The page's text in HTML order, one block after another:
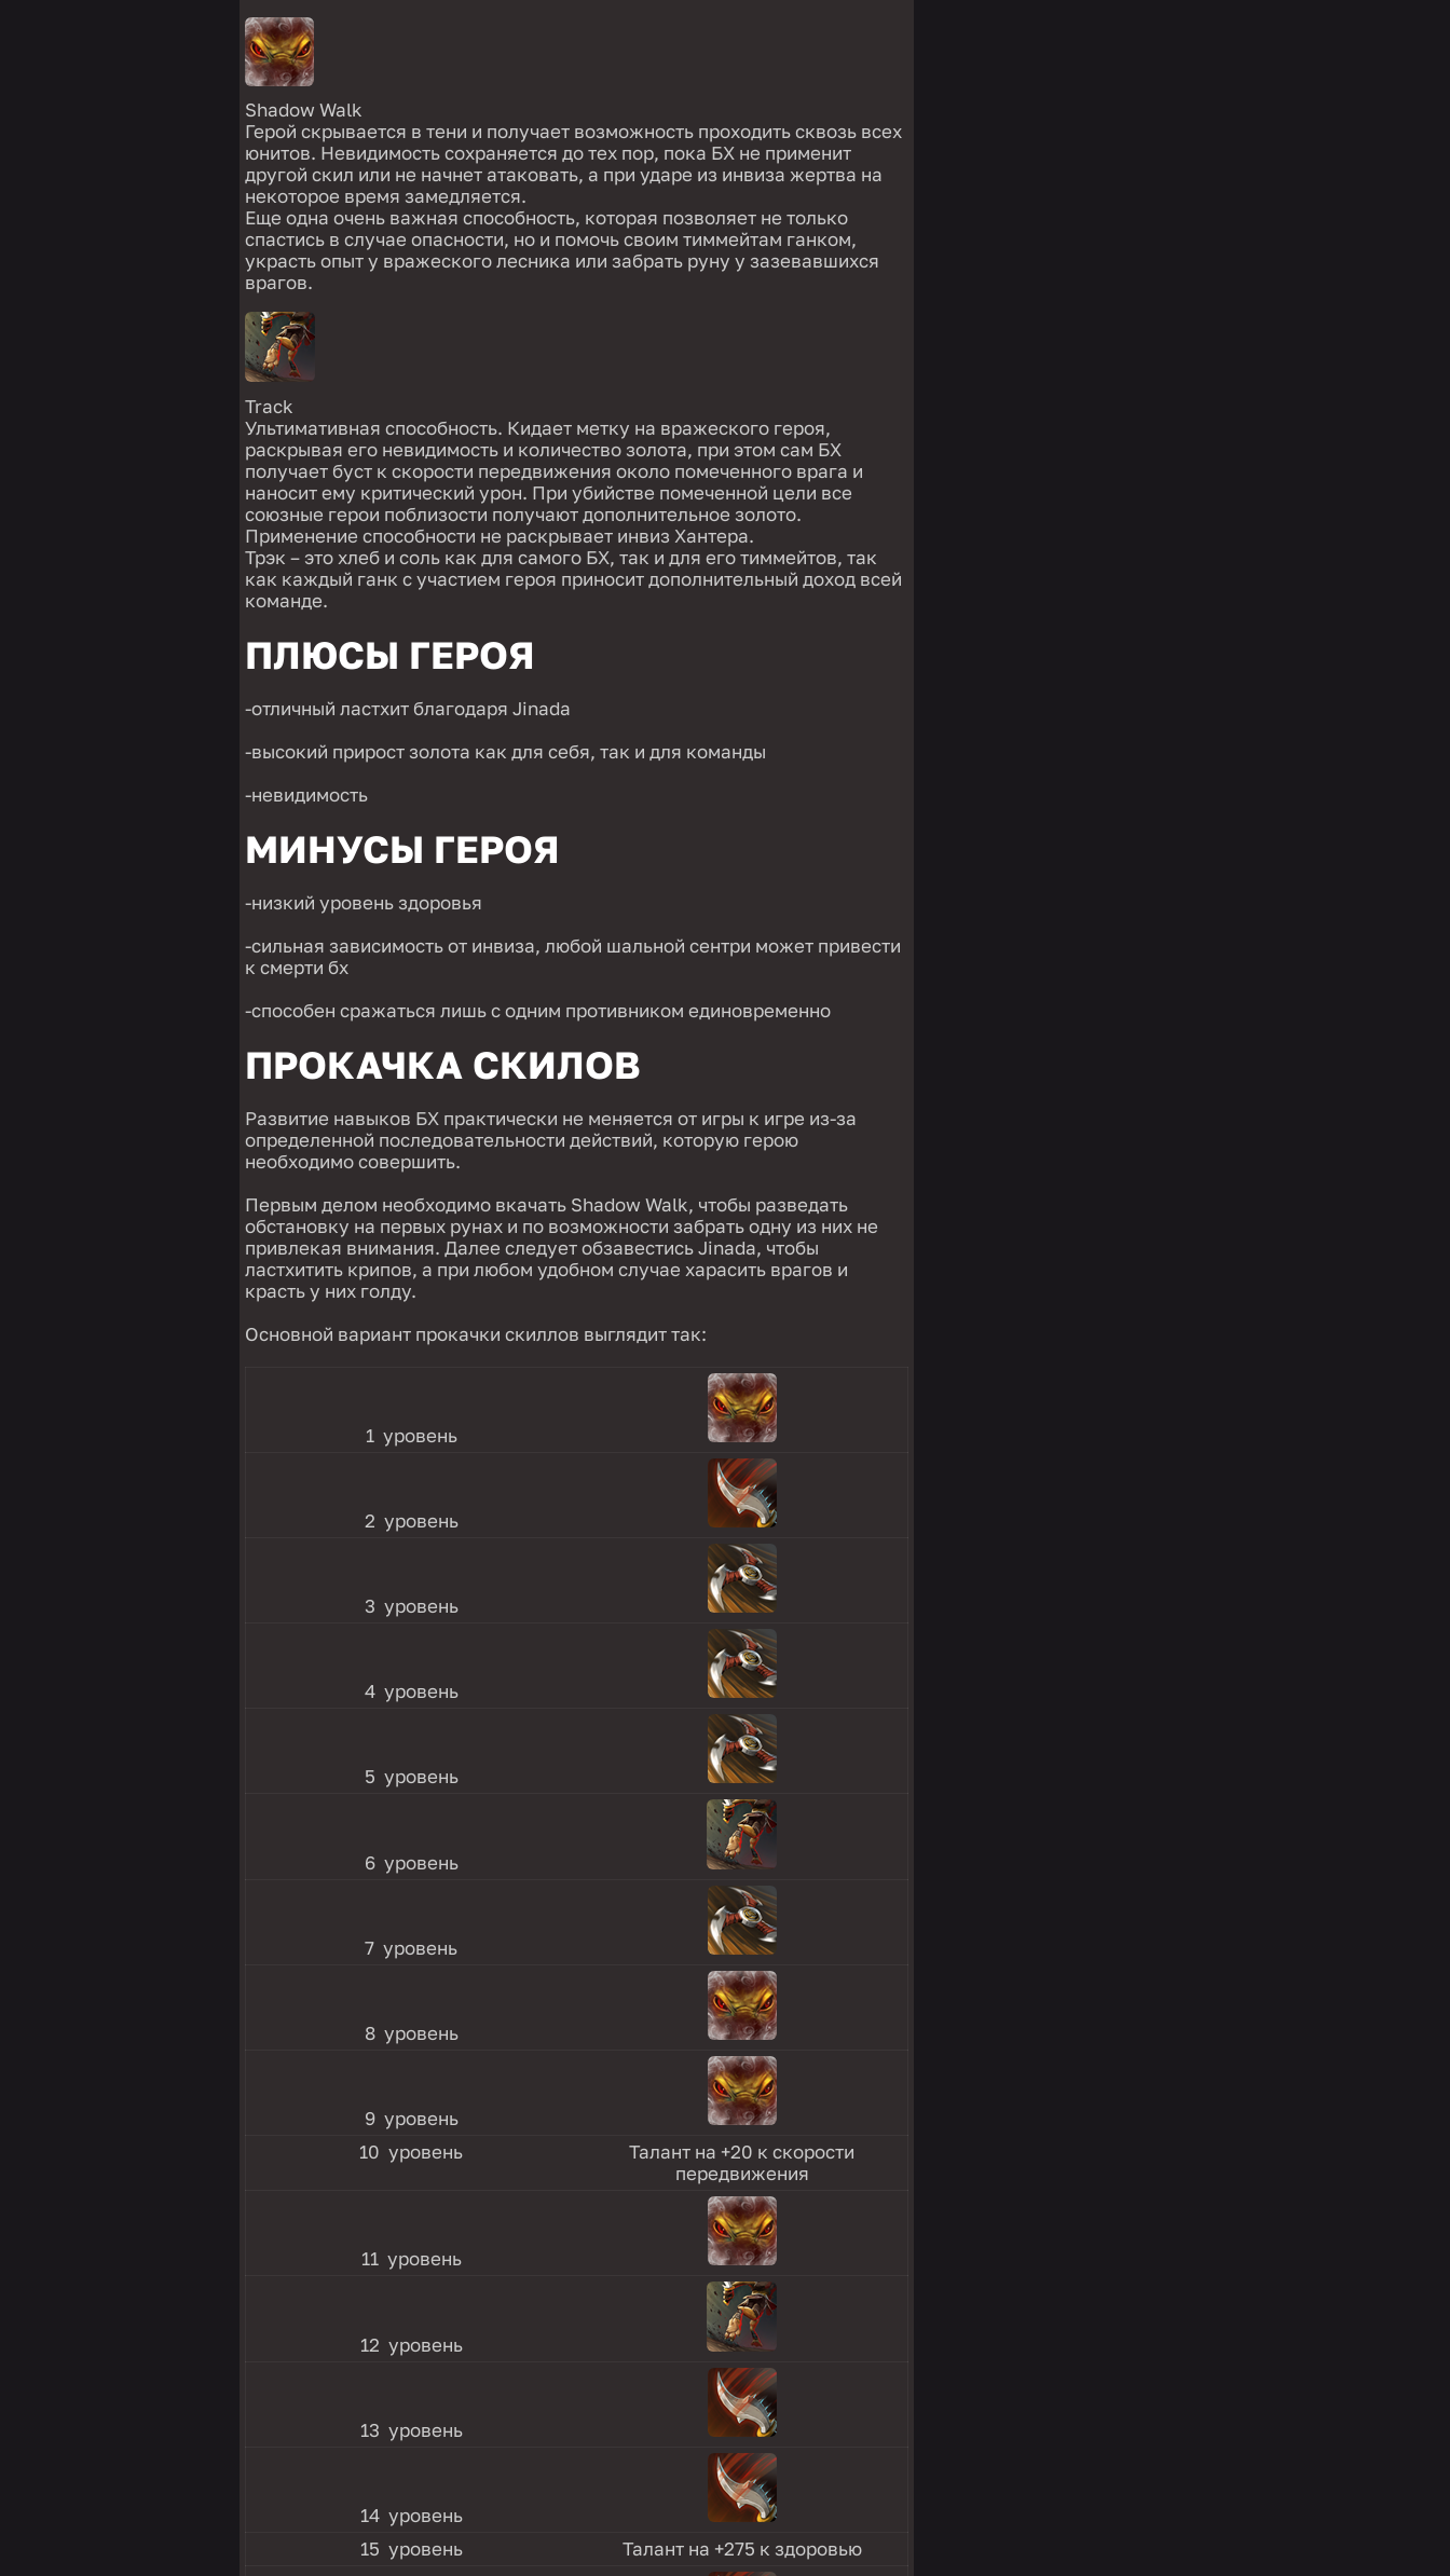
Shadow Walk
Герой скрывается в тени и получает возможность проходить сквозь всех
юнитов. Невидимость сохраняется до тех пор, пока БХ не применит
другой скил или не начнет атаковать, а при ударе из инвиза жертва на
некоторое время замедляется.
Еще одна очень важная способность, которая позволяет не только
спастись в случае опасности, но и помочь своим тиммейтам ганком,
украсть опыт у вражеского лесника или забрать руну у зазевавшихся
врагов.
Track
Ультимативная способность. Кидает метку на вражеского героя,
раскрывая его невидимость и количество золота, при этом сам БХ
получает буст к скорости передвижения около помеченного врага и
наносит ему критический урон. При убийстве помеченной цели все
союзные герои поблизости получают дополнительное золото.
Применение способности не раскрывает инвиз Хантера.
Трэк – это хлеб и соль как для самого БХ, так и для его тиммейтов, так
как каждый ганк с участием героя приносит дополнительный доход всей
команде.
ПЛЮСЫ ГЕРОЯ
-отличный ластхит благодаря Jinada
-высокий прирост золота как для себя, так и для команды
-невидимость
МИНУСЫ ГЕРОЯ
-низкий уровень здоровья
-сильная зависимость от инвиза, любой шальной сентри может привести
к смерти бх
-способен сражаться лишь с одним противником единовременно
ПРОКАЧКА СКИЛОВ
Развитие навыков БХ практически не меняется от игры к игре из-за
определенной последовательности действий, которую герою
необходимо совершить.
Первым делом необходимо вкачать Shadow Walk, чтобы разведать
обстановку на первых рунах и по возможности забрать одну из них не
привлекая внимания. Далее следует обзавестись Jinada, чтобы
ластхитить крипов, а при любом удобном случае харасить врагов и
красть у них голду.
Основной вариант прокачки скиллов выглядит так:
1 уровень
2 уровень
3 уровень
4 уровень
5 уровень
6 уровень
7 уровень
8 уровень
9 уровень
10 уровень
Талант на +20 к скорости
передвижения
11 уровень
12 уровень
13 уровень
14 уровень
15 уровень
Талант на +275 к здоровью